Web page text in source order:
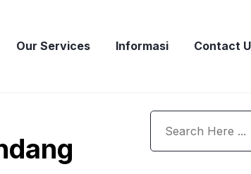
Our Services Informasi Contact
Search